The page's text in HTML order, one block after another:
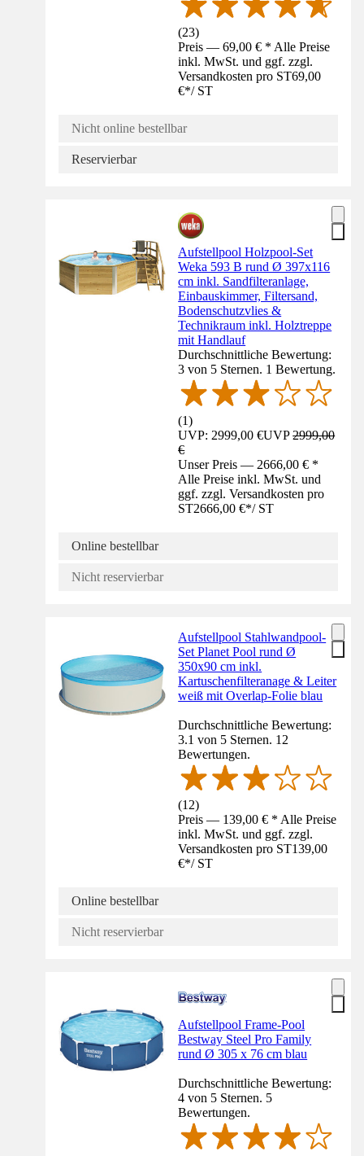
(23)
Preis — 69,00 € * Alle Preise
inkl. MwSt. und ggf. zzgl.
Versandkosten pro ST69,00
€*/ ST
Nicht online bestellbar
Reservierbar
Aufstellpool Holzpool-Set
Weka 593 B rund Ø 397x116
cm inkl. Sandfilteranlage,
Einbauskimmer, Filtersand,
Bodenschutzvlies &
Technikraum inkl. Holztreppe
mit Handlauf
Durchschnittliche Bewertung:
3 von 5 Sternen. 1 Bewertung.
(1)
UVP: 2999,00 €UVP2999,00
€
Unser Preis — 2666,00 € *
Alle Preise inkl. MwSt. und
ggf. zzgl. Versandkosten pro
ST2666,00 €*/ ST
Online bestellbar
Nicht reservierbar
Aufstellpool Stahlwandpool-
Set Planet Pool rund Ø
350x90 cm inkl.
Kartuschenfilteranage & Leiter
weiß mit Overlap-Folie blau
Durchschnittliche Bewertung:
3.1 von 5 Sternen. 12
Bewertungen.
(12)
Preis — 139,00 € * Alle Preise
inkl. MwSt. und ggf. zzgl.
Versandkosten pro ST139,00
€*/ ST
Online bestellbar
Nicht reservierbar
Aufstellpool Frame-Pool
Bestway Steel Pro Family
rund Ø 305 x 76 cm blau
Durchschnittliche Bewertung:
4 von 5 Sternen. 5
Bewertungen.